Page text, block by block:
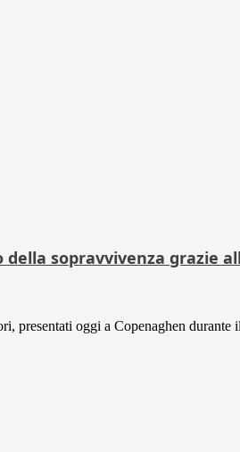
sopravvivenza grazie
presentati oggi a Copenaghen durante